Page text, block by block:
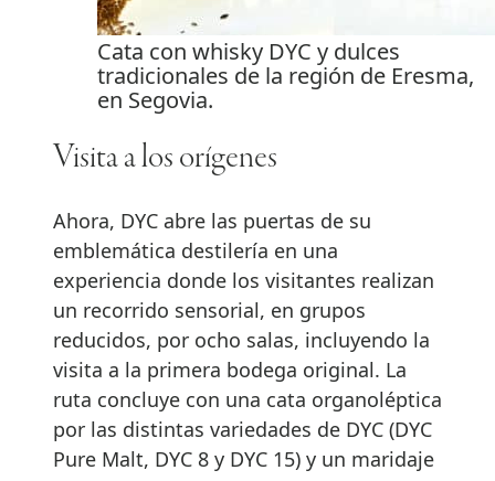
Cata con whisky DYC y dulces
tradicionales de la región de Eresma,
en Segovia.
Visita a los orígenes
Ahora, DYC abre las puertas de su
emblemática destilería en una
experiencia donde los visitantes realizan
un recorrido sensorial, en grupos
reducidos, por ocho salas, incluyendo la
visita a la primera bodega original. La
ruta concluye con una cata organoléptica
por las distintas variedades de DYC (DYC
Pure Malt, DYC 8 y DYC 15) y un maridaje